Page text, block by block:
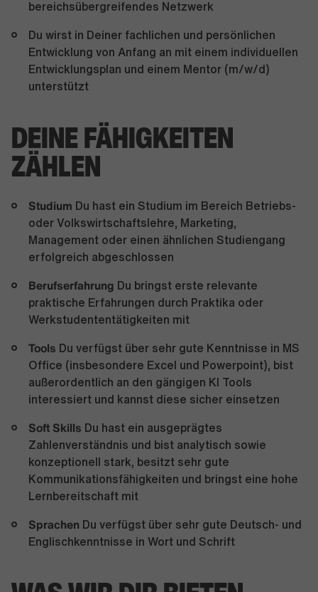
bereichsübergreifendes Netzwerk
Du wirst in Deiner fachlichen und persönlichen
Entwicklung von Anfang an mit einem individuellen
Entwicklungsplan und einem Mentor (m/w/d)
unterstützt
DEINE FÄHIGKEITEN
ZÄHLEN
Studium Du hast ein Studium im Bereich Betriebs-
oder Volkswirtschaftslehre, Marketing,
Management oder einen ähnlichen Studiengang
erfolgreich abgeschlossen
Berufserfahrung Du bringst erste relevante
praktische Erfahrungen durch Praktika oder
Werkstudententätigkeiten mit
Tools Du verfügst über sehr gute Kenntnisse in MS
Office (insbesondere Excel und Powerpoint), bist
außerordentlich an den gängigen KI Tools
interessiert und kannst diese sicher einsetzen
Soft Skills Du hast ein ausgeprägtes
Zahlenverständnis und bist analytisch sowie
konzeptionell stark, besitzt sehr gute
Kommunikationsfähigkeiten und bringst eine hohe
Lernbereitschaft mit
Sprachen Du verfügst über sehr gute Deutsch- und
Englischkenntnisse in Wort und Schrift